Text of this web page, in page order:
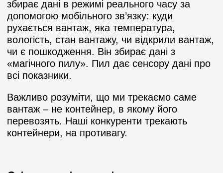
збирає дані в режимі реального часу за
допомогою мобільного зв’язку: куди
рухається вантаж, яка температура,
вологість, стан вантажу, чи відкрили вантаж,
чи є пошкодження. Він збирає дані з
«магічного пилу». Пил дає сенсору дані про
всі показники.
Важливо розуміти, що ми трекаємо саме
вантаж – не контейнер, в якому його
перевозять. Наші конкуренти трекають
контейнери, на противагу.